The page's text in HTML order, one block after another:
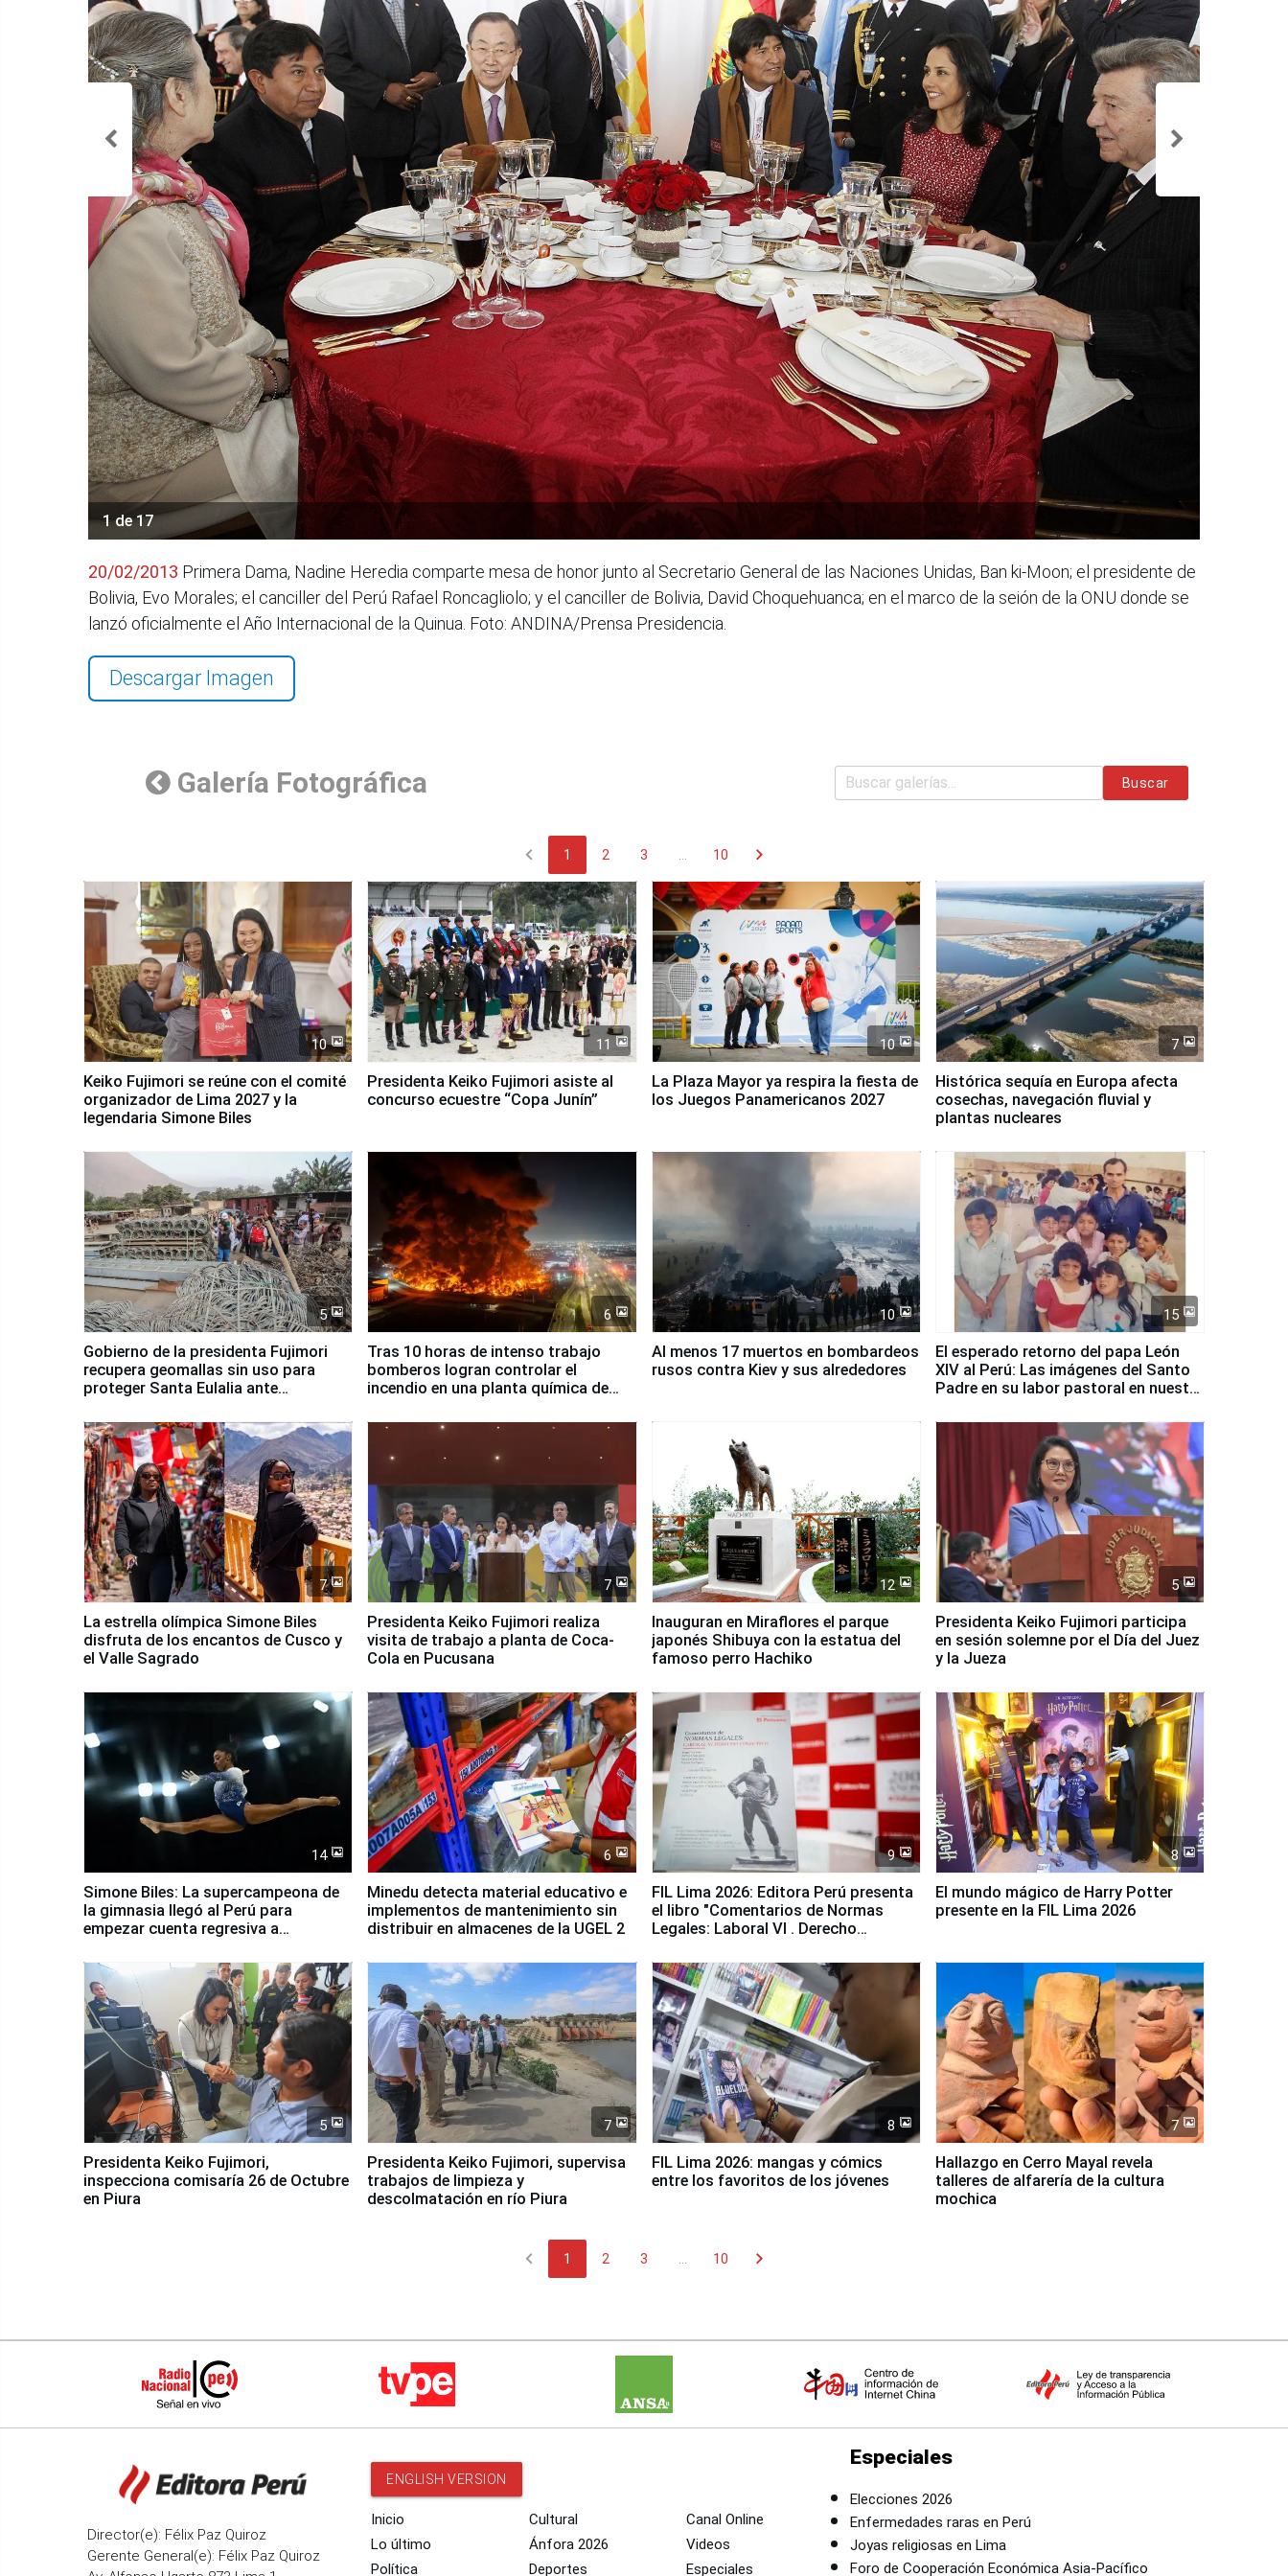
1 de 17
20/02/2013 Primera Dama, Nadine Heredia comparte mesa de honor junto al Secretario General de las Naciones Unidas, Ban ki-Moon; el presidente de
Bolivia, Evo Morales; el canciller del Perú Rafael Roncagliolo; y el canciller de Bolivia, David Choquehuanca; en el marco de la seión de la ONU donde se
lanzó oficialmente el Año Internacional de la Quinua. Foto: ANDINA/Prensa Presidencia.
Descargar Imagen
Galería Fotográfica Buscar
chevron_left 1 2 3 10 chevron_right
10
Keiko Fujimori se reúne con el comité
organizador de Lima 2027 y la
legendaria Simone Biles
11
Presidenta Keiko Fujimori asiste al
concurso ecuestre “Copa Junín”
10
La Plaza Mayor ya respira la fiesta de
los Juegos Panamericanos 2027
7
Histórica sequía en Europa afecta
cosechas, navegación fluvial y
plantas nucleares
5
Gobierno de la presidenta Fujimori
recupera geomallas sin uso para
proteger Santa Eulalia ante
6
Tras 10 horas de intenso trabajo
bomberos logran controlar el
incendio en una planta química de
10
Al menos 17 muertos en bombardeos
rusos contra Kiev y sus alrededores
15
El esperado retorno del papa León
XIV al Perú: Las imágenes del Santo
Padre en su labor pastoral en nuestro
7
La estrella olímpica Simone Biles
disfruta de los encantos de Cusco y
el Valle Sagrado
7
Presidenta Keiko Fujimori realiza
visita de trabajo a planta de Coca-
Cola en Pucusana
12
Inauguran en Miraflores el parque
japonés Shibuya con la estatua del
famoso perro Hachiko
5
Presidenta Keiko Fujimori participa
en sesión solemne por el Día del Juez
y la Jueza
14
Simone Biles: La supercampeona de
la gimnasia llegó al Perú para
empezar cuenta regresiva a
6
Minedu detecta material educativo e
implementos de mantenimiento sin
distribuir en almacenes de la UGEL 2
9
FIL Lima 2026: Editora Perú presenta
el libro "Comentarios de Normas
Legales: Laboral Vl . Derecho
8
El mundo mágico de Harry Potter
presente en la FIL Lima 2026
5
Presidenta Keiko Fujimori,
inspecciona comisaría 26 de Octubre
en Piura
7
Presidenta Keiko Fujimori, supervisa
trabajos de limpieza y
descolmatación en río Piura
8
FIL Lima 2026: mangas y cómics
entre los favoritos de los jóvenes
7
Hallazgo en Cerro Mayal revela
talleres de alfarería de la cultura
mochica
chevron_left 1 2 3 10 chevron_right
Director(e): Félix Paz Quiroz
Gerente General(e): Félix Paz Quiroz
ENGLISH VERSION
Inicio
Lo último
Política
Cultural
Ánfora 2026
Deportes
Canal Online
Videos
Especiales
Especiales
Elecciones 2026
Enfermedades raras en Perú
Joyas religiosas en Lima
Foro de Cooperación Económica Asia-Pacífico